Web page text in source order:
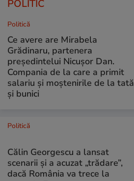
POLITIC
Politică
Ce avere are Mirabela
Grădinaru, partenera
președintelui Nicușor Dan.
Compania de la care a primit
salariu și moștenirile de la tată
și bunici
Politică
Călin Georgescu a lansat
scenarii și a acuzat „trădare”,
dacă România va trece la